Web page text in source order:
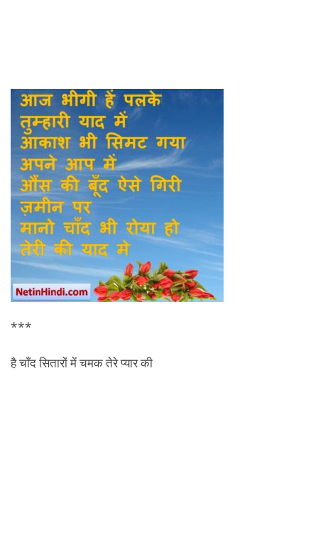
***
है चाँद सितारों में चमक तेरे प्यार की